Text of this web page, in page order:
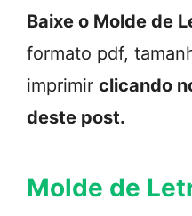
Baixe o Molde de
formato pdf,
imprimir clicando
deste post.
Molde de